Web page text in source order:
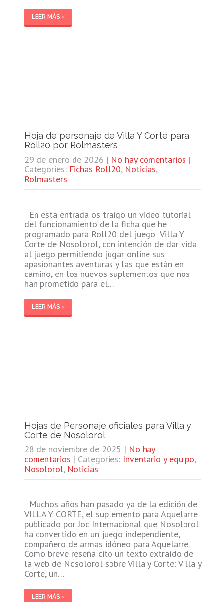
LEER MÁS ›
Hoja de personaje de Villa Y Corte para
Roll20 por Rolmasters
29 de enero de 2026 | No hay comentarios |
Categories: Fichas Roll20, Noticias,
Rolmasters
En esta entrada os traigo un video tutorial
del funcionamiento de la ficha que he
programado para Roll20 del juego Villa Y
Corte de Nosolorol, con intención de dar vida
al juego permitiendo jugar online sus
apasionantes aventuras y las que están en
camino, en los nuevos suplementos que nos
han prometido para el…
LEER MÁS ›
Hojas de Personaje oficiales para Villa y
Corte de Nosolorol
28 de noviembre de 2025 | No hay
comentarios | Categories: Inventario y equipo,
Nosolorol, Noticias
Muchos años han pasado ya de la edición de
VILLA Y CORTE, el suplemento para Aquelarre
publicado por Joc Internacional que Nosolorol
ha convertido en un juego independiente,
compañero de armas idóneo para Aquelarre.
Como breve reseña cito un texto extraído de
la web de Nosolorol sobre Villa y Corte: Villa y
Corte, un…
LEER MÁS ›